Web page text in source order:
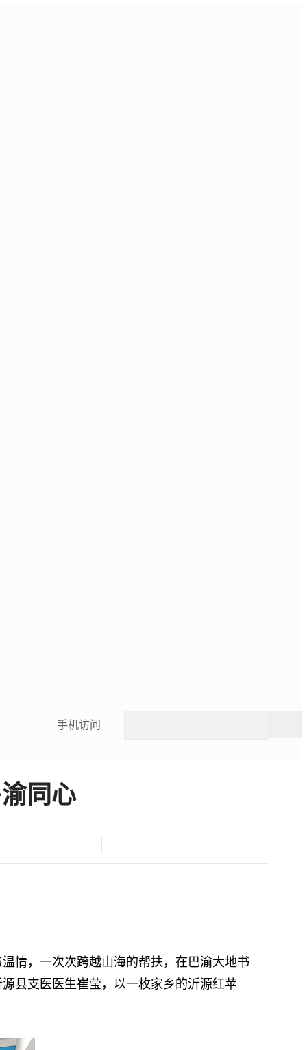
手机访问
同心
，一次次跨越山海的帮扶，在巴渝大地书
县支医医生崔莹，以一枚家乡的沂源红苹